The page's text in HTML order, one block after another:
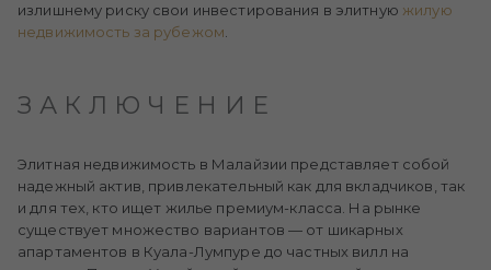
излишнему риску свои инвестирования в элитную жилую
недвижимость за рубежом
ЗАКЛЮЧЕНИЕ
Элитная недвижимость в Малайзии представляет собой
надежный актив, привлекательный как для вкладчиков, так
и для тех, кто ищет жилье премиум-класса. На рынке
существует множество вариантов — от шикарных
апартаментов в Куала-Лумпуре до частных вилл на